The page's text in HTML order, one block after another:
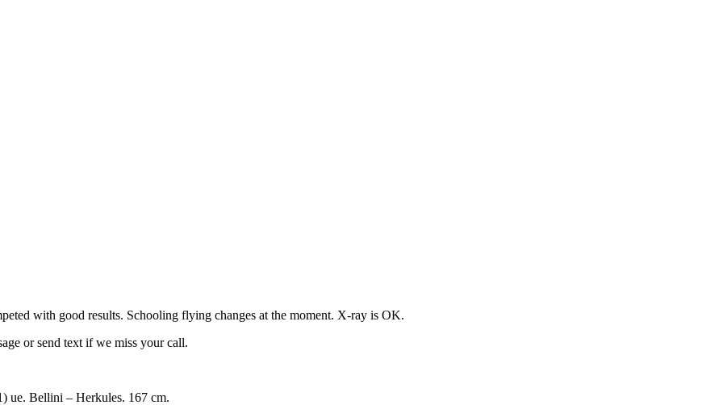
with good results. Schooling flying changes at the moment. X-ray is OK.
or send text if we miss your call.
ue. Bellini – Herkules. 167 cm.